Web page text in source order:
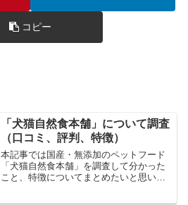
コピー
「犬猫自然食本舗」について調査
（口コミ、評判、特徴）
本記事では国産・無添加のペットフード
「犬猫自然食本舗」を調査して分かった
こと、特徴についてまとめたいと思いま